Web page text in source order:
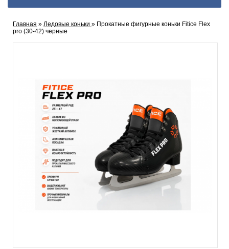
Главная » Ледовые коньки » Прокатные фигурные коньки Fitice Flex
pro (30-42) черные